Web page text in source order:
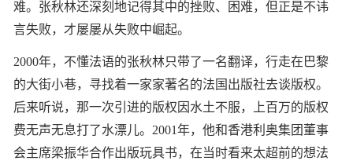
难。张秋林还深刻地记得其中的挫败、困难，但正是不讳
言失败，才屡屡从失败中崛起。
2000年，不懂法语的张秋林只带了一名翻译，行走在巴黎
的大街小巷，寻找着一家家著名的法国出版社去谈版权。
后来听说，那一次引进的版权因水土不服，上百万的版权
费无声无息打了水漂儿。2001年，他和香港利奥集团董事
会主席梁振华合作出版玩具书，在当时看来太超前的想法